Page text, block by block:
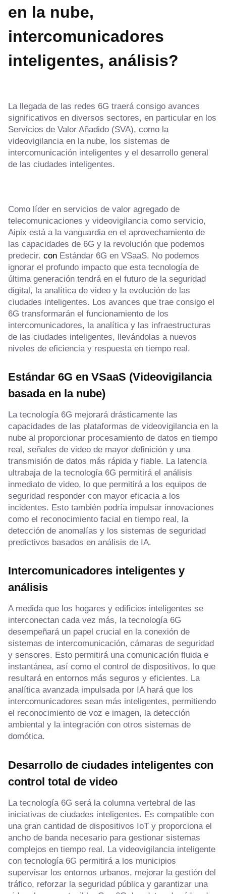
en la nube,
intercomunicadores
inteligentes, análisis?
La llegada de las redes 6G traerá consigo avances
significativos en diversos sectores, en particular en los
Servicios de Valor Añadido (SVA), como la
videovigilancia en la nube, los sistemas de
intercomunicación inteligentes y el desarrollo general
de las ciudades inteligentes.
Como líder en servicios de valor agregado de
telecomunicaciones y videovigilancia como servicio,
Aipix está a la vanguardia en el aprovechamiento de
las capacidades de 6G y la revolución que podemos
predecir. con Estándar 6G en VSaaS. No podemos
ignorar el profundo impacto que esta tecnología de
última generación tendrá en el futuro de la seguridad
digital, la analítica de video y la evolución de las
ciudades inteligentes. Los avances que trae consigo el
6G transformarán el funcionamiento de los
intercomunicadores, la analítica y las infraestructuras
de las ciudades inteligentes, llevándolas a nuevos
niveles de eficiencia y respuesta en tiempo real.
Estándar 6G en VSaaS (Videovigilancia
basada en la nube)
La tecnología 6G mejorará drásticamente las
capacidades de las plataformas de videovigilancia en la
nube al proporcionar procesamiento de datos en tiempo
real, señales de video de mayor definición y una
transmisión de datos más rápida y fiable. La latencia
ultrabaja de la tecnología 6G permitirá el análisis
inmediato de video, lo que permitirá a los equipos de
seguridad responder con mayor eficacia a los
incidentes. Esto también podría impulsar innovaciones
como el reconocimiento facial en tiempo real, la
detección de anomalías y los sistemas de seguridad
predictivos basados en análisis de IA.
Intercomunicadores inteligentes y
análisis
A medida que los hogares y edificios inteligentes se
interconectan cada vez más, la tecnología 6G
desempeñará un papel crucial en la conexión de
sistemas de intercomunicación, cámaras de seguridad
y sensores. Esto permitirá una comunicación fluida e
instantánea, así como el control de dispositivos, lo que
resultará en entornos más seguros y eficientes. La
analítica avanzada impulsada por IA hará que los
intercomunicadores sean más inteligentes, permitiendo
el reconocimiento de voz e imagen, la detección
ambiental y la integración con otros sistemas de
domótica.
Desarrollo de ciudades inteligentes con
control total de video
La tecnología 6G será la columna vertebral de las
iniciativas de ciudades inteligentes. Es compatible con
una gran cantidad de dispositivos IoT y proporciona el
ancho de banda necesario para gestionar sistemas
complejos en tiempo real. La videovigilancia inteligente
con tecnología 6G permitirá a los municipios
supervisar los entornos urbanos, mejorar la gestión del
tráfico, reforzar la seguridad pública y garantizar una